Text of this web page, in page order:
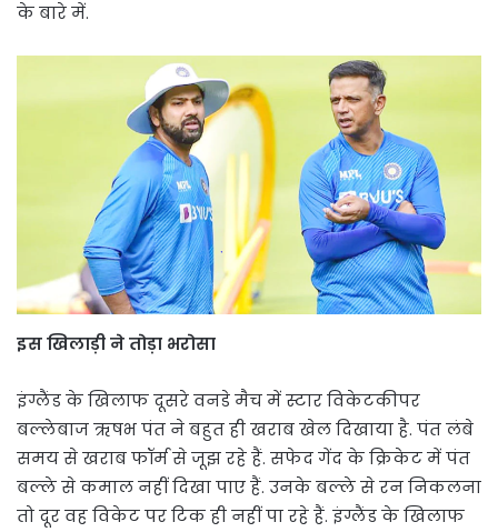
के बारे में.
इस खिलाड़ी ने तोड़ा भरोसा
इंग्लैंड के खिलाफ दूसरे वनडे मैच में स्टार विकेटकीपर
बल्लेबाज ऋषभ पंत ने बहुत ही खराब खेल दिखाया है. पंत लंबे
समय से खराब फॉर्म से जूझ रहे हैं. सफेद गेंद के क्रिकेट में पंत
बल्ले से कमाल नहीं दिखा पाए हैं. उनके बल्ले से रन निकलना
तो दूर वह विकेट पर टिक ही नहीं पा रहे हैं. इंग्लैंड के खिलाफ